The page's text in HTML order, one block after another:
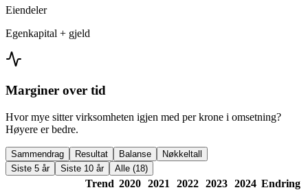
Eiendeler
Egenkapital + gjeld
Marginer over tid
Hvor mye sitter virksomheten igjen med per krone i omsetning?
Høyere er bedre.
Sammendrag Resultat Balanse
Nøkkeltall
Siste 5 år
Siste 10 år Alle (18)
Trend 2020 2021 2022 2023 2024 Endring